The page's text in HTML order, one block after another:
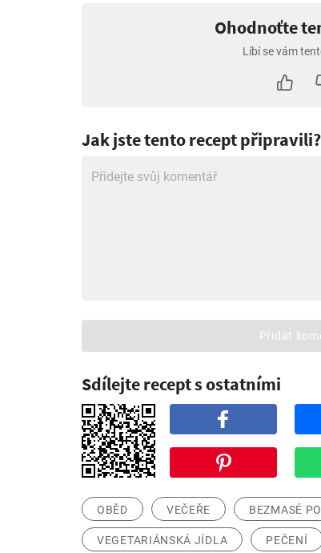
Ohodnoťte
Líbí se vám
Jak jste tento recept připravili?
Přidat
Sdílejte recept s ostatními
OBĚD VEČEŘE BEZMASÉ
VEGETARIÁNSKÁ JÍDLA PEČENÍ